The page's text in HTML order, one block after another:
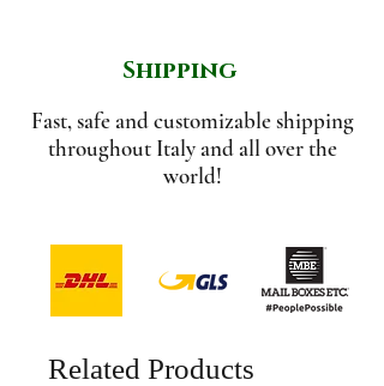
Shipping
Fast, safe and customizable shipping
throughout Italy and all over the
world!
Related Products